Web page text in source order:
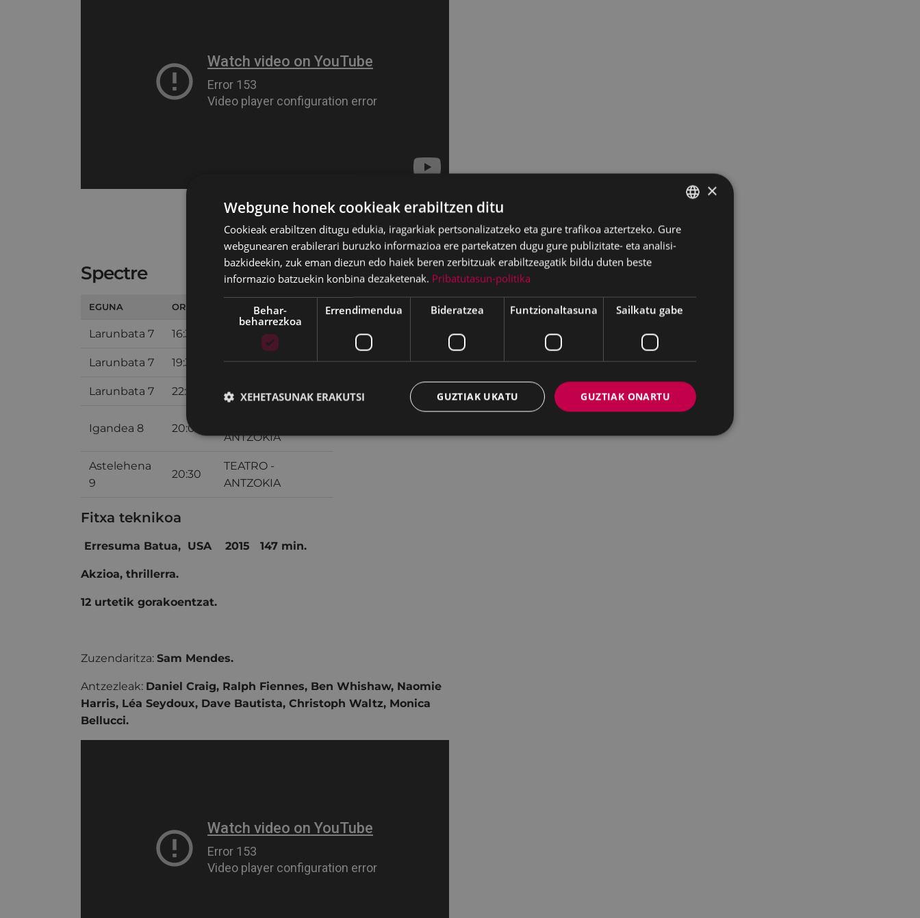
Spectre
EGUNA ORDUA ARETOA
Larunbata 7 16:30 SALA 1 ARETOA
Larunbata 7 19:30 SALA 1 ARETOA
Larunbata 7 22:30 SALA 1 ARETOA
Igandea 8 20:00
ANTZOKIA
Astelehena
9
20:30
TEATRO -
ANTZOKIA
Fitxa teknikoa
Erresuma Batua, USA 2015 147 min.
Akzioa, thrillerra.
12 urtetik gorakoentzat.
Zuzendaritza: Sam Mendes.
Antzezleak: Daniel Craig, Ralph Fiennes, Ben Whishaw, Naomie
Harris, Léa Seydoux, Dave Bautista, Christoph Waltz, Monica
Bellucci.
BASQUE
SPANISH
×
Webgune honek cookieak erabiltzen ditu
Cookieak erabiltzen ditugu edukia, iragarkiak pertsonalizatzeko eta gure trafikoa aztertzeko. Gure
webgunearen erabilerari buruzko informazioa ere partekatzen dugu gure publizitate- eta analisi-
bazkideekin, zuk eman diezun edo haiek beren zerbitzuak erabiltzeagatik bildu duten beste
informazio batzuekin konbina dezaketenak. Pribatutasun-politika
Behar-
beharrezkoa
Errendimendua Bideratzea Funtzionaltasuna Sailkatu gabe
GUZTIAK ONARTU
GUZTIAK UKATU
XEHETASUNAK ERAKUTSI